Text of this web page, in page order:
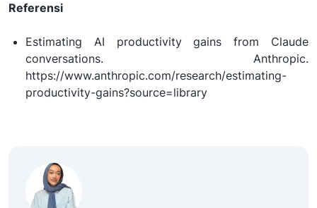
Referensi
Estimating AI productivity gains from Claude
conversations. Anthropic.
https://www.anthropic.com/research/estimating-
productivity-gains?source=library